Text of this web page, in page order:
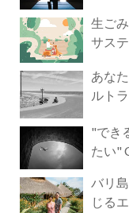
生ご
サス
あなたはど
ルト
"でき
たい"
バリ
じる